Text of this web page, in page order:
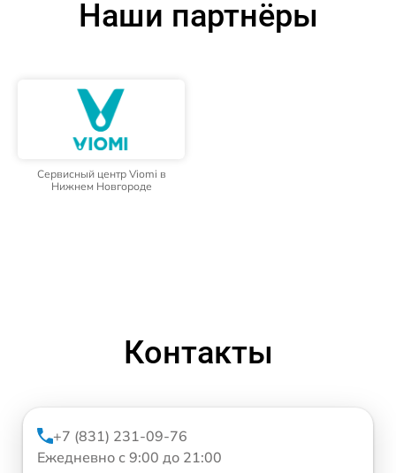
Наши партнёры
Сервисный центр Viomi в
Нижнем Новгороде
Контакты
+7 (831) 231-09-76
Ежедневно с 9:00 до 21:00